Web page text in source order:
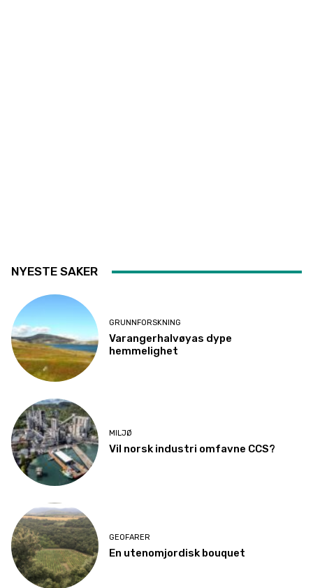
NYESTE SAKER
GRUNNFORSKNING
Varangerhalvøyas dype
hemmelighet
MILJØ
Vil norsk industri omfavne CCS?
GEOFARER
En utenomjordisk bouquet